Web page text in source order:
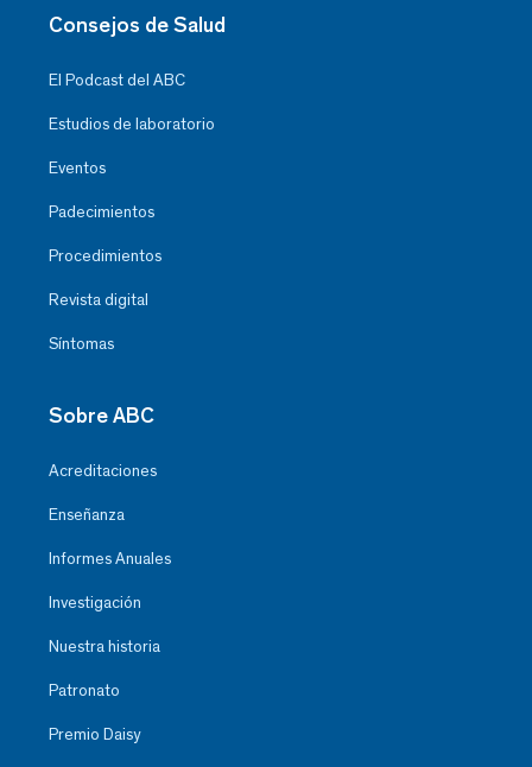
Consejos de Salud
El Podcast del ABC
Estudios de laboratorio
Eventos
Padecimientos
Procedimientos
Revista digital
Síntomas
Sobre ABC
Acreditaciones
Enseñanza
Informes Anuales
Investigación
Nuestra historia
Patronato
Premio Daisy